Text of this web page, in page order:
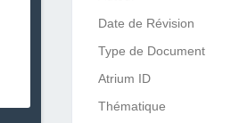
Date de Révision
Type de Document
Atrium ID
Thématique